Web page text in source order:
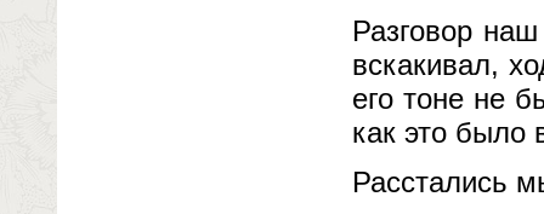
Разговор
вскакивал,
его тоне не
как это было
Расстались